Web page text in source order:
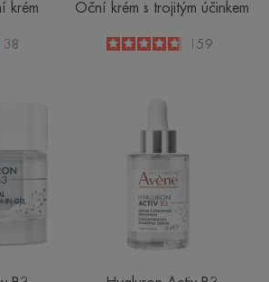
krém
4.8
/
5
38
Oční krém s trojitým účinkem
4.8
/5159
sérum